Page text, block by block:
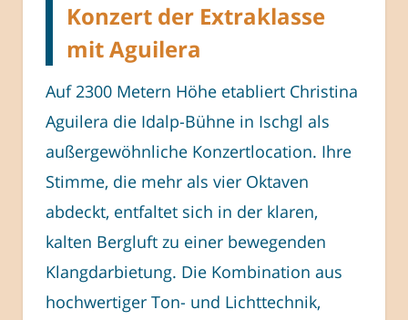
Konzert der Extraklasse
mit Aguilera
Auf 2300 Metern Höhe etabliert Christina
Aguilera die Idalp-Bühne in Ischgl als
außergewöhnliche Konzertlocation. Ihre
Stimme, die mehr als vier Oktaven
abdeckt, entfaltet sich in der klaren,
kalten Bergluft zu einer bewegenden
Klangdarbietung. Die Kombination aus
hochwertiger Ton- und Lichttechnik,